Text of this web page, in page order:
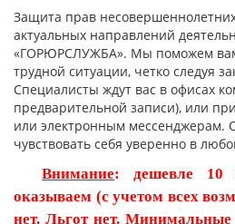
Защита прав
актуальных направлений
«ГОРЮРСЛУЖБА». Мы поможем
трудной ситуации, четко следуя
Специалисты ждут вас в офисах
предварительной записи), или
или электронным мессенджерам.
чувствовать себя уверенно в
Внимание: дешевле 10
оказываем (с учетом всех
нет. Льгот нет.